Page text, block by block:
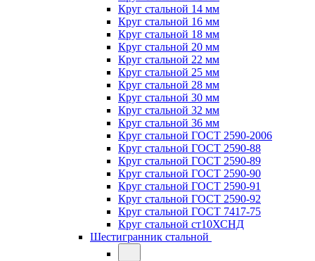
Круг стальной 14 мм
Круг стальной 16 мм
Круг стальной 18 мм
Круг стальной 20 мм
Круг стальной 22 мм
Круг стальной 25 мм
Круг стальной 28 мм
Круг стальной 30 мм
Круг стальной 32 мм
Круг стальной 36 мм
Круг стальной ГОСТ 2590-2006
Круг стальной ГОСТ 2590-88
Круг стальной ГОСТ 2590-89
Круг стальной ГОСТ 2590-90
Круг стальной ГОСТ 2590-91
Круг стальной ГОСТ 2590-92
Круг стальной ГОСТ 7417-75
Круг стальной ст10ХСНД
Шестигранник стальной